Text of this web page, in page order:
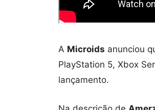
A Microids anunciou
PlayStation 5, Xbox
lançamento.